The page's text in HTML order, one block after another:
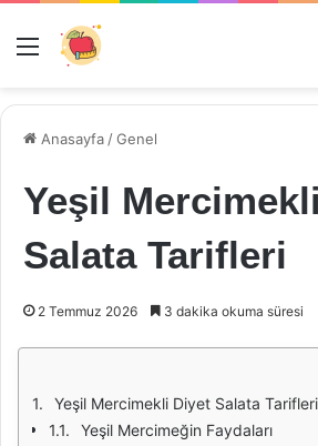
Menü
Anasayfa /Genel
Yeşil
Salata Tarifleri
2 Temmuz 2026 3 dakika okuma süresi
Yeşil Mercimekli Diyet Salata Tarifleri
Yeşil Mercimeğin Faydaları